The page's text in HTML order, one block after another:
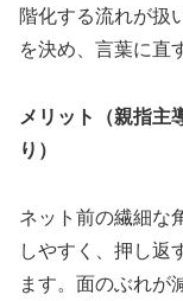
階化する流れが扱
を決め、言葉に直
メリット（親指主
り）
ネット前の繊細な
しやすく、押し返
ます。面のぶれが